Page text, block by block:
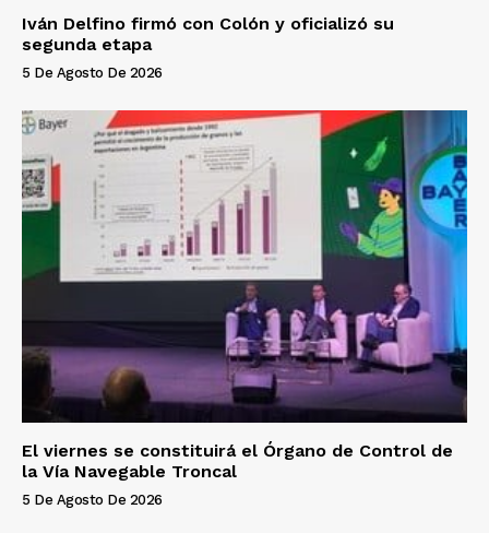
Iván Delfino firmó con Colón y oficializó su
segunda etapa
5 De Agosto De 2026
El viernes se constituirá el Órgano de Control de
la Vía Navegable Troncal
5 De Agosto De 2026